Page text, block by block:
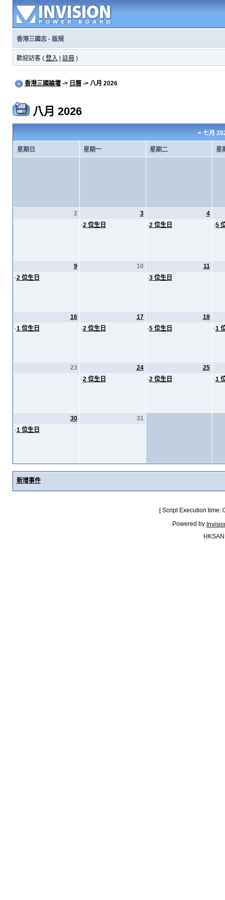
香港三國志· 版規
歡迎訪客 ( 登入 註冊)
香港三國論壇-> 日曆-> 八月 2026
八月 2026
< 七月
星期日 星期一 星期二 星
2
3
·2 位生日
4
·2 位生日 ·5
9
·2 位生日
10
11
·3 位生日
16
·1 位生日
17
·2 位生日
18
·5 位生日 ·1
23
24
·2 位生日
25
·2 位生日 ·1
30
·1 位生日
31
新增事件
[ Script Execution
Powered by